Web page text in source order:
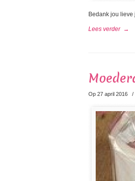
Bedank jou
Lees verder →
Op 27 april 2016 /